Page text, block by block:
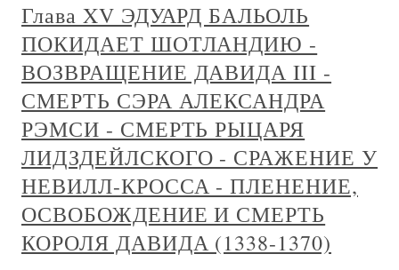
Глава XV ЭДУАРД БАЛЬОЛЬ
ПОКИДАЕТ ШОТЛАНДИЮ -
ВОЗВРАЩЕНИЕ ДАВИДА III -
СМЕРТЬ СЭРА АЛЕКСАНДРА
РЭМСИ - СМЕРТЬ РЫЦАРЯ
ЛИДЗДЕЙЛСКОГО - СРАЖЕНИЕ У
НЕВИЛЛ-КРОССА - ПЛЕНЕНИЕ,
ОСВОБОЖДЕНИЕ И СМЕРТЬ
КОРОЛЯ ДАВИДА (1338-1370)